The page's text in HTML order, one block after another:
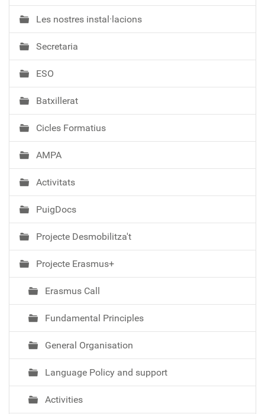
a
v
e
g
a
c
ó
Les nostres instal·lacions
Secretaria
ESO
Batxillerat
Cicles Formatius
AMPA
Activitats
PuigDocs
Projecte Desmobilitza't
Projecte Erasmus+
Erasmus Call
Fundamental Principles
General Organisation
Language Policy and support
Activities